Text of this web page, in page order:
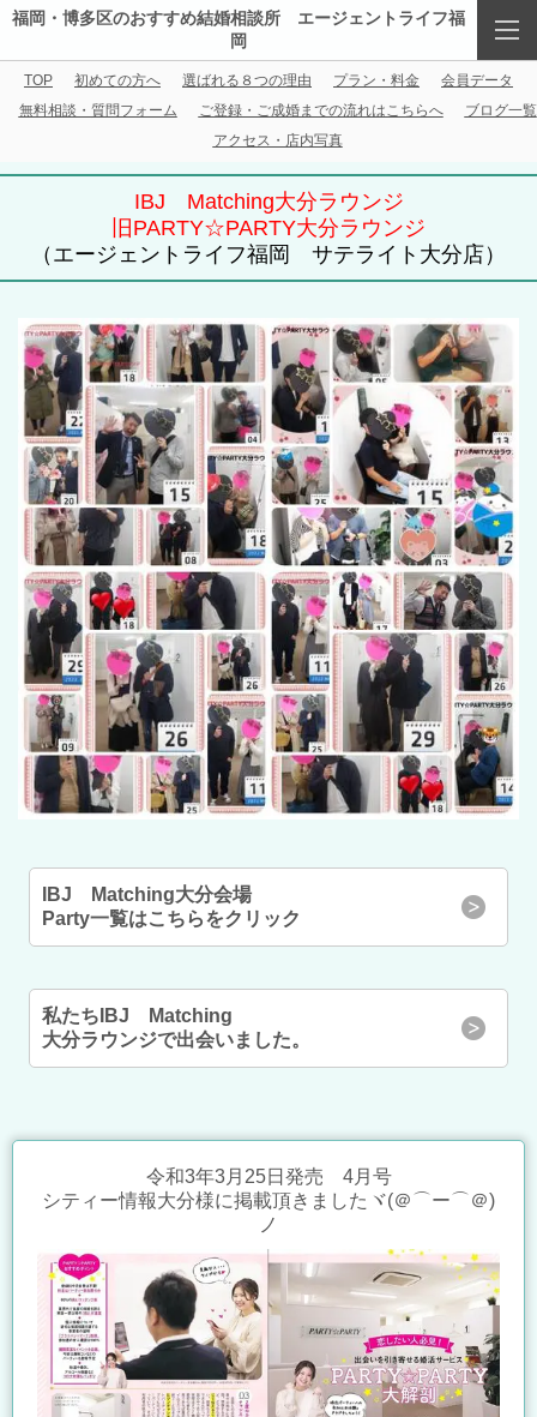
福岡・博多区のおすすめ結婚相談所 エージェントライフ福
岡
TOP 初めての方へ 選ばれる８つの理由 プラン・料金
会員データ
無料相談・質問フォーム
ご登録・ご成婚までの流れはこちらへ
ブログ一覧
アクセス・店内写真
IBJ Matching大分ラウンジ
旧PARTY☆PARTY大分ラウンジ
（エージェントライフ福岡 サテライト大分店）
IBJ Matching大分会場
Party一覧はこちらをクリック
私たちIBJ Matching
大分ラウンジで出会いました。
令和3年3月25日発売 4月号
シティー情報大分様に掲載頂きましたヾ(＠⌒ー⌒＠)
ノ